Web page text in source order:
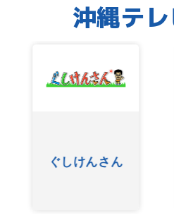
沖縄テ
ぐしけんさん